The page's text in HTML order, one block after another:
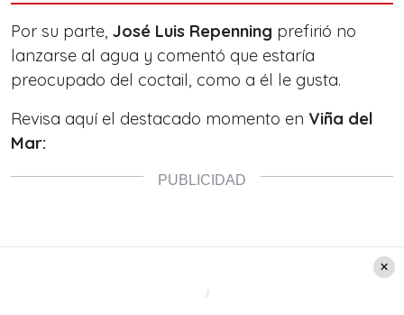
Por su parte, José Luis Repenning prefirió no
lanzarse al agua y comentó que estaría
preocupado del coctail, como a él le gusta.
Revisa aquí el destacado momento en Viña del
Mar: